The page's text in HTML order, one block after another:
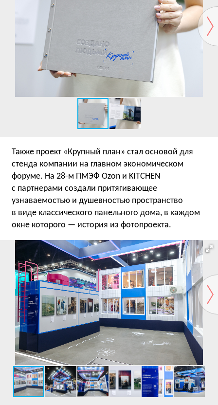
Также проект «Крупный план» стал основой для
стенда компании на главном экономическом
форуме. На 28-м ПМЭФ Ozon и KITCHEN
с партнерами создали притягивающее
узнаваемостью и душевностью пространство
в виде классического панельного дома, в каждом
окне которого — история из фотопроекта.